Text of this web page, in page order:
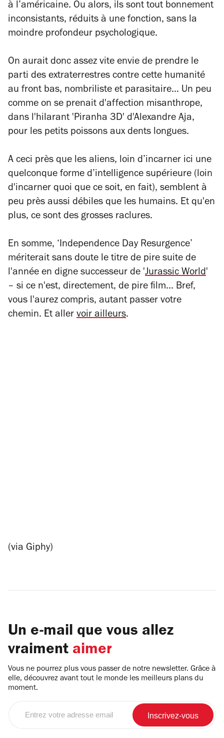
à l’américaine. Ou alors, ils sont tout bonnement
inconsistants, réduits à une fonction, sans la
moindre profondeur psychologique.
On aurait donc assez vite envie de prendre le
parti des extraterrestres contre cette humanité
au front bas, nombriliste et parasitaire… Un peu
comme on se prenait d'affection misanthrope,
dans l'hilarant 'Piranha 3D' d'Alexandre Aja,
pour les petits poissons aux dents longues.
A ceci près que les aliens, loin d’incarner ici une
quelconque forme d’intelligence supérieure (loin
d'incarner quoi que ce soit, en fait), semblent à
peu près aussi débiles que les humains. Et qu'en
plus, ce sont des grosses raclures.
En somme, ‘Independence Day Resurgence’
mériterait sans doute le titre de pire suite de
l'année en digne successeur de 'Jurassic World'
– si ce n'est, directement, de pire film... Bref,
vous l'aurez compris, autant passer votre
chemin. Et aller voir ailleurs.
(via Giphy)
Un e-mail que vous allez
vraiment aimer
Vous ne pourrez plus vous passer de notre newsletter. Grâce à
elle, découvrez avant tout le monde les meilleurs plans du
moment.